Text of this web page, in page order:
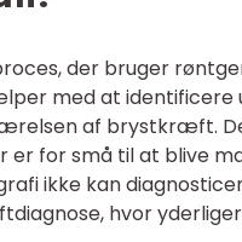
der bruger
med at
af brystkræft.
er for små til at blive
ikke kan
hvor